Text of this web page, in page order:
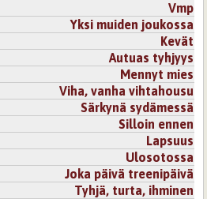
Vmp
Yksi muiden joukossa
Kevät
Autuas tyhjyys
Mennyt mies
Viha, vanha vihtahousu
Särkynä sydämessä
Silloin ennen
Lapsuus
Ulosotossa
Joka päivä treenipäivä
Tyhjä, turta, ihminen